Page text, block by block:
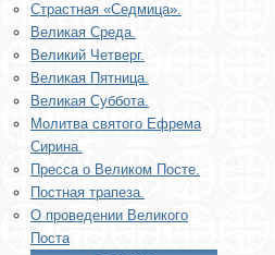
Страстная «Седмица».
Великая Среда.
Великий Четверг.
Великая Пятница.
Великая Суббота.
Молитва святого Ефрема
Сирина.
Пресса о Великом Посте.
Постная трапеза.
О проведении Великого
Поста